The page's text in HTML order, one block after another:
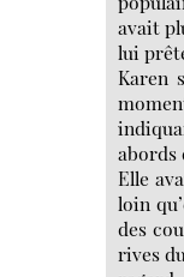
avait
lui
Karen
abords
Elle
loin
des
rives